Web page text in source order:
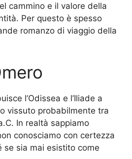
cammino e il valore della
Per questo è spesso
romanzo di viaggio della
l’Odissea e l’Iliade a
vissuto probabilmente tra
In realtà sappiamo
conosciamo con certezza
se sia mai esistito come